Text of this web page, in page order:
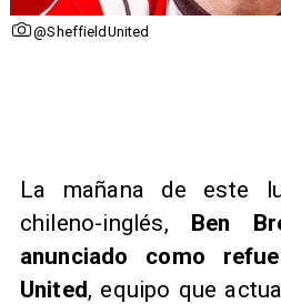
@SheffieldUnited
La mañana de este
chileno-inglés, Ben
anunciado como
United, equipo que